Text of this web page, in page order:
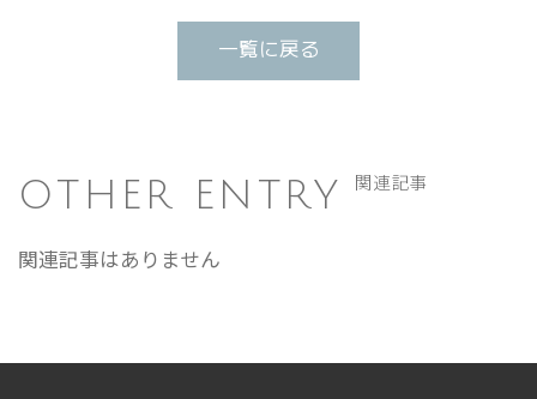
一覧に戻る
OTHER ENTRY 関連記事
関連記事はありません